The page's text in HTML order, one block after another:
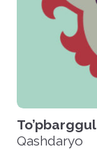
To’pbarggul
Qashdaryo